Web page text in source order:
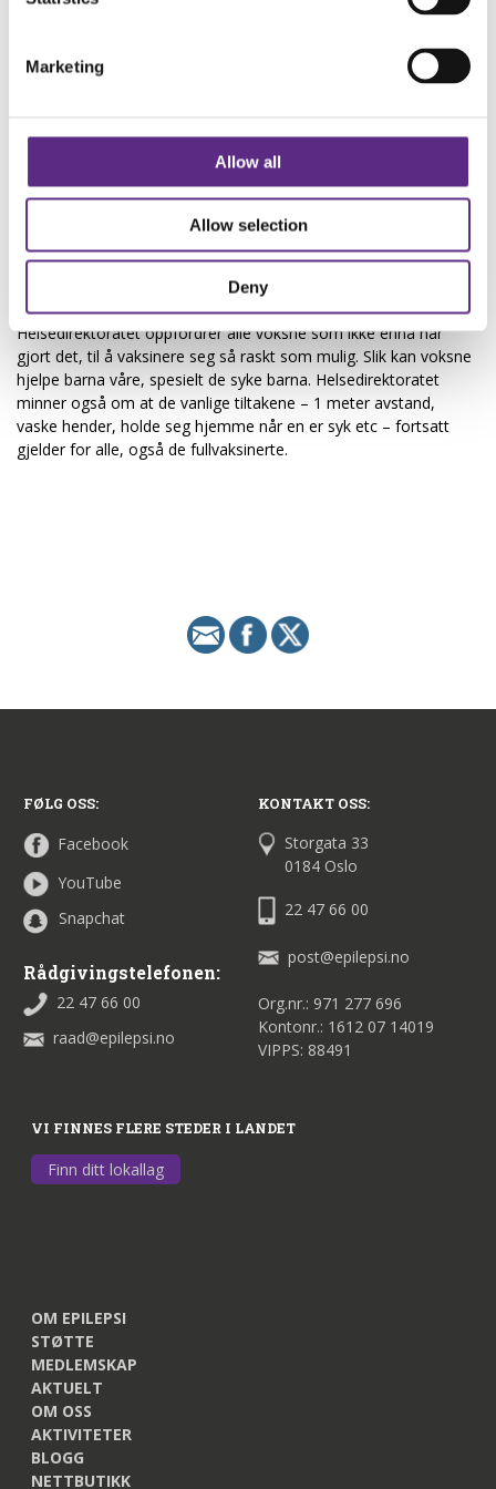
Marketing
Allow all
Allow selection
Deny
dødsfall blant barn er veldig, veldig lavt, og vi har ingen så langt i
møtet 24. august fikk Bjørn Guldvog spørsmål om hvor lang tid
tid. Foreløpig ser vi av resultatene fra Norge at immuniteten
holder seg godt, men det må sies at immunresponsen for eldre
er dårligere enn for yngre. Det gjøres nå en vurdering om
hvorvidt den eldre befolkningen trenger en tredje dose, men
konklusjon er ikke tatt ennå, sier Guldvog.
Helsedirektoratet oppfordrer alle voksne som ikke ennå har
gjort det, til å vaksinere seg så raskt som mulig. Slik kan voksne
hjelpe barna våre, spesielt de syke barna. Helsedirektoratet
minner også om at de vanlige tiltakene – 1 meter avstand,
vaske hender, holde seg hjemme når en er syk etc – fortsatt
gjelder for alle, også de fullvaksinerte.
FØLG OSS:
Facebook
YouTube
Snapchat
Rådgivingstelefonen:
22 47 66 00
raad@epilepsi.no
KONTAKT OSS:
Storgata 33
0184 Oslo
22 47 66 00
post@epilepsi.no
Org.nr.: 971 277 696
Kontonr.: 1612 07 14019
VIPPS: 88491
VI FINNES FLERE STEDER I LANDET
Finn ditt lokallag
OM EPILEPSI
STØTTE
MEDLEMSKAP
AKTUELT
OM OSS
AKTIVITETER
BLOGG
NETTBUTIKK